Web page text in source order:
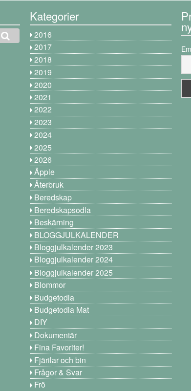
Kategorier
2016
2017
2018
2019
2020
2021
2022
2023
2024
2025
2026
Äpple
Återbruk
Beredskap
Beredskapsodla
Beskärning
BLOGGJULKALENDER
Bloggjulkalender 2023
Bloggjulkalender 2024
Bloggjulkalender 2025
Blommor
Budgetodla
Budgetodla Mat
DIY
Dokumentär
Fina Favoriter!
Fjärilar och bin
Frågor & Svar
Frö